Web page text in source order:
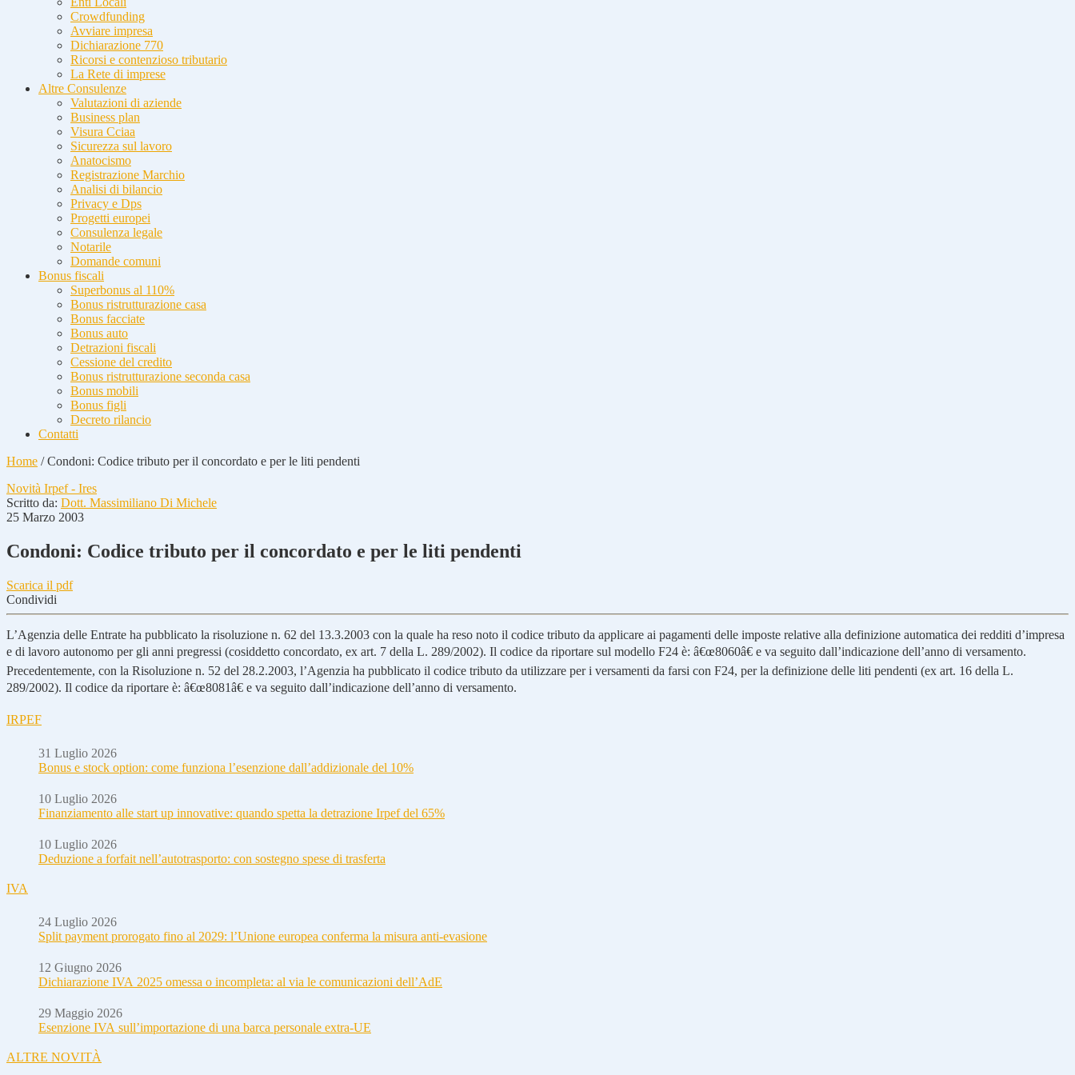
Crowdfunding
Avviare impresa
Dichiarazione 770
Ricorsi e contenzioso tributario
La Rete di imprese
Altre Consulenze
Valutazioni di aziende
Business plan
Visura Cciaa
Sicurezza sul lavoro
Anatocismo
Registrazione Marchio
Analisi di bilancio
Privacy e Dps
Progetti europei
Consulenza legale
Notarile
Domande comuni
Bonus fiscali
Superbonus al 110%
Bonus ristrutturazione casa
Bonus facciate
Bonus auto
Detrazioni fiscali
Cessione del credito
Bonus ristrutturazione seconda casa
Bonus mobili
Bonus figli
Decreto rilancio
Contatti
Home /Condoni: Codice tributo per il concordato e per le liti pendenti
Novità Irpef - Ires
Scritto da: Dott. Massimiliano Di Michele
25 Marzo 2003
Condoni: Codice tributo per il concordato e per le liti pendenti
Scarica il pdf
Condividi
L’Agenzia delle Entrate ha pubblicato la risoluzione n. 62 del 13.3.2003 con la quale ha reso noto il codice tributo da applicare ai pagamenti delle imposte relative alla definizione automatica dei redditi d’impresa
e di lavoro autonomo per gli anni pregressi (cosiddetto concordato, ex art. 7 della L. 289/2002). Il codice da riportare sul modello F24 è: â€œ8060â€ e va seguito dall’indicazione dell’anno di versamento.
Precedentemente, con la Risoluzione n. 52 del 28.2.2003, l’Agenzia ha pubblicato il codice tributo da utilizzare per i versamenti da farsi con F24, per la definizione delle liti pendenti (ex art. 16 della L.
289/2002). Il codice da riportare è: â€œ8081â€ e va seguito dall’indicazione dell’anno di versamento.
IRPEF
31 Luglio 2026
Bonus e stock option: come funziona l’esenzione dall’addizionale del 10%
10 Luglio 2026
Finanziamento alle start up innovative: quando spetta la detrazione Irpef del 65%
10 Luglio 2026
Deduzione a forfait nell’autotrasporto: con sostegno spese di trasferta
IVA
24 Luglio 2026
Split payment prorogato fino al 2029: l’Unione europea conferma la misura anti-evasione
12 Giugno 2026
Dichiarazione IVA 2025 omessa o incompleta: al via le comunicazioni dell’AdE
29 Maggio 2026
Esenzione IVA sull’importazione di una barca personale extra-UE
ALTRE NOVITÀ